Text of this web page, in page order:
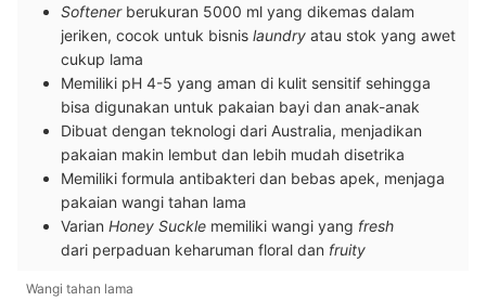
Softener berukuran 5000 ml yang dikemas dalam
jeriken, cocok untuk bisnis laundry atau stok yang awet
cukup lama
Memiliki pH 4-5 yang aman di kulit sensitif sehingga
bisa digunakan untuk pakaian bayi dan anak-anak
Dibuat dengan teknologi dari Australia, menjadikan
pakaian makin lembut dan lebih mudah disetrika
Memiliki formula antibakteri dan bebas apek, menjaga
pakaian wangi tahan lama
Varian Honey Suckle memiliki wangi yang fresh
dari perpaduan keharuman floral dan fruity
Wangi tahan lama